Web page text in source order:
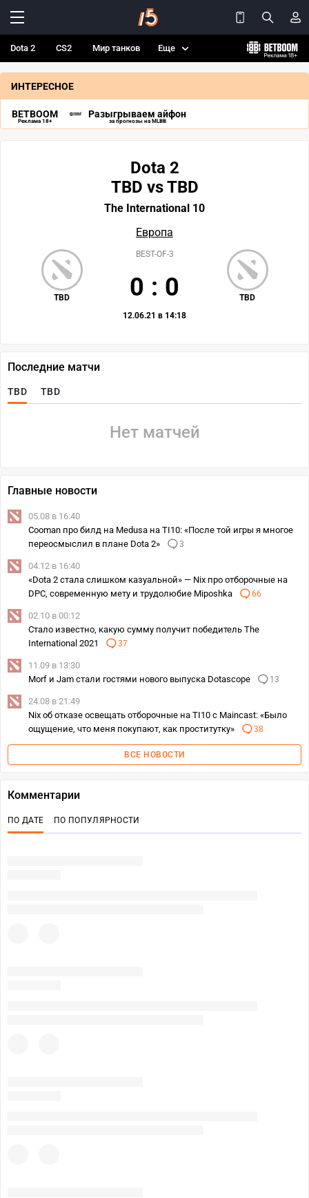
Dota 2 CS2 Мир танков Еще
ИНТЕРЕСНОЕ
BETBOOM
Реклама 18+
Разыгрываем айфон
за прогнозы на MLBB
Dota 2
TBD vs TBD
The International 10
Европа
TBD TBD
BEST-OF-3
0 : 0
12.06.21 в 14:18
Последние матчи
TBD TBD
Нет матчей
Главные новости
05.08 в 16:40
Cooman про билд на Medusa на TI10: «После той игры я многое
переосмыслил в плане Dota 2»
3
04.12 в 16:40
«Dota 2 стала слишком казуальной» — Nix про отборочные на
DPC, современную мету и трудолюбие Miposhka
66
02.10 в 00:12
Стало известно, какую сумму получит победитель The
International 2021
37
11.09 в 13:30
Morf и Jam стали гостями нового выпуска Dotascope
13
24.08 в 21:49
Nix об отказе освещать отборочные на TI10 с Maincast: «Было
ощущение, что меня покупают, как проститутку»
38
ВСЕ НОВОСТИ
Комментарии
ПО ДАТЕ ПО ПОПУЛЯРНОСТИ